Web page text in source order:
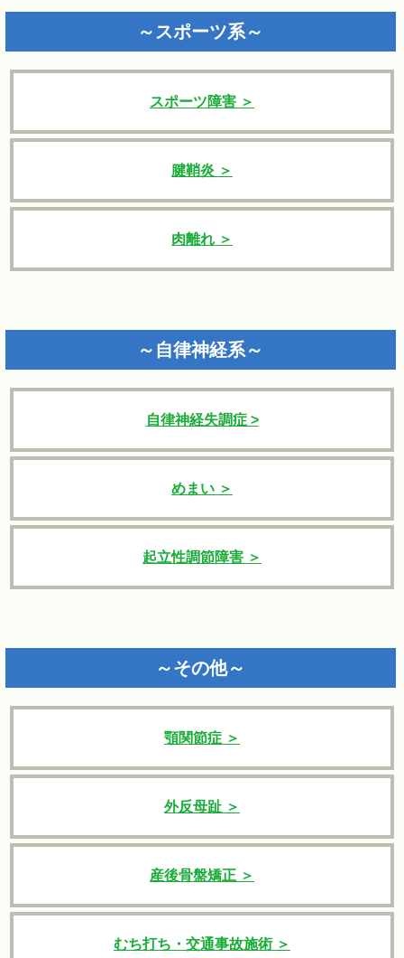
～スポーツ系～
スポーツ障害 ＞
腱鞘炎 ＞
肉離れ ＞
～自律神経系～
自律神経失調症 >
めまい ＞
起立性調節障害 ＞
～その他～
顎関節症 ＞
外反母趾 ＞
産後骨盤矯正 ＞
むち打ち・交通事故施術 ＞